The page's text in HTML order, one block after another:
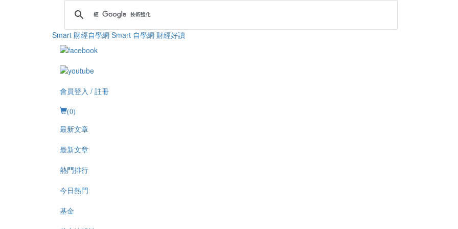
Smart 財經自學網 Smart 自學網 財經好讀
會員登入 / 註冊
(0)
最新文章
最新文章
熱門排行
今日熱門
基金